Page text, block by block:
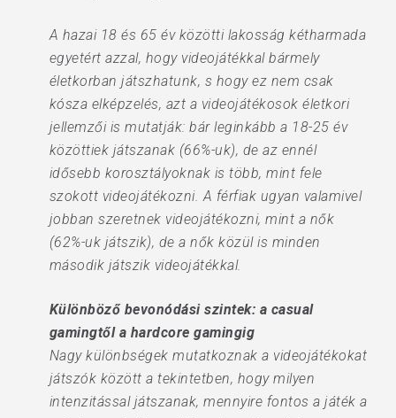
A hazai 18 és 65 év közötti lakosság kétharmada
egyetért azzal, hogy videojátékkal bármely
életkorban játszhatunk, s hogy ez nem csak
kósza elképzelés, azt a videojátékosok életkori
jellemzői is mutatják: bár leginkább a 18-25 év
közöttiek játszanak (66%-uk), de az ennél
idősebb korosztályoknak is több, mint fele
szokott videojátékozni. A férfiak ugyan valamivel
jobban szeretnek videojátékozni, mint a nők
(62%-uk játszik), de a nők közül is minden
második játszik videojátékkal.
Különböző bevonódási szintek: a casual
gamingtől a hardcore gamingig
Nagy különbségek mutatkoznak a videojátékokat
játszók között a tekintetben, hogy milyen
intenzitással játszanak, mennyire fontos a játék a